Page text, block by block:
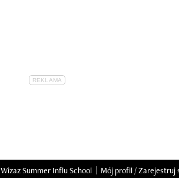
Wizaz Summer Influ School Mój profil / Zarejestruj